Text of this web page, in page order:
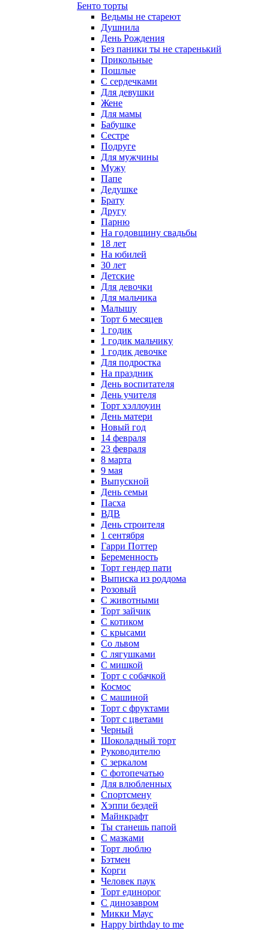
Бенто торты
Ведьмы не стареют
Душнила
День Рождения
Без паники ты не старенький
Прикольные
Пошлые
С сердечками
Для девушки
Жене
Для мамы
Бабушке
Сестре
Подруге
Для мужчины
Мужу
Папе
Дедушке
Брату
Другу
Парню
На годовщину свадьбы
18 лет
На юбилей
30 лет
Детские
Для девочки
Для мальчика
Малышу
Торт 6 месяцев
1 годик
1 годик мальчику
1 годик девочке
Для подростка
На праздник
День воспитателя
День учителя
Торт хэллоуин
День матери
Новый год
14 февраля
23 февраля
8 марта
9 мая
Выпускной
День семьи
Пасха
ВДВ
День строителя
1 сентября
Гарри Поттер
Беременность
Торт гендер пати
Выписка из роддома
Розовый
С животными
Торт зайчик
С котиком
С крысами
Со львом
С лягушками
С мишкой
Торт с собачкой
Космос
С машиной
Торт с фруктами
Торт с цветами
Черный
Шоколадный торт
Руководителю
С зеркалом
С фотопечатью
Для влюбленных
Спортсмену
Хэппи бездей
Майнкрафт
Ты станешь папой
С мазками
Торт люблю
Бэтмен
Корги
Человек паук
Торт единорог
С динозавром
Микки Маус
Happy birthday to me